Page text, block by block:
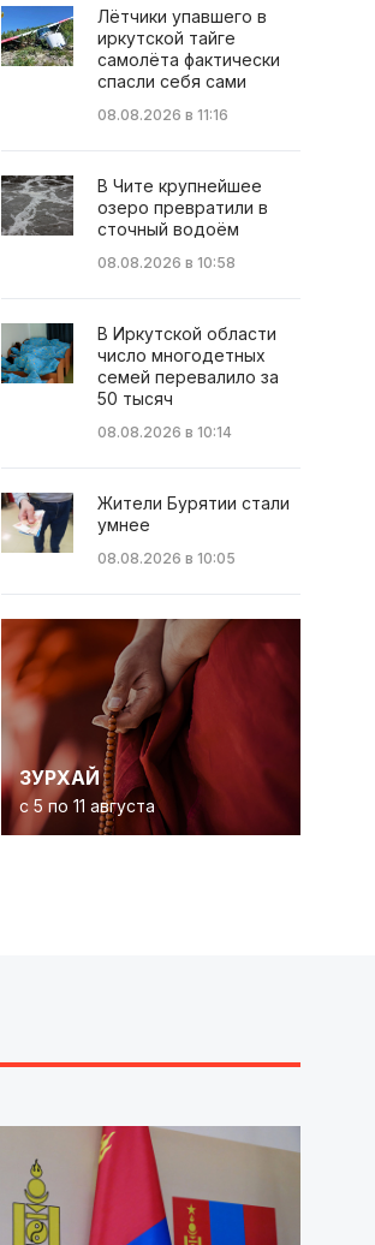
Лётчики упавшего в
иркутской тайге
самолёта фактически
спасли себя сами
08.08.2026 в 11:16
В Чите крупнейшее
озеро превратили в
сточный водоём
08.08.2026 в 10:58
В Иркутской области
число многодетных
семей перевалило за
50 тысяч
08.08.2026 в 10:14
Жители Бурятии стали
умнее
08.08.2026 в 10:05
ЗУРХАЙ
с 5 по 11 августа